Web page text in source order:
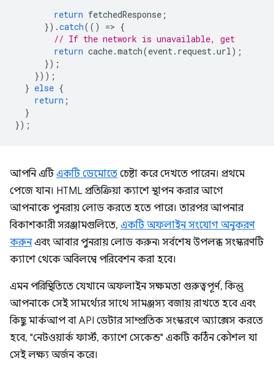
return fetchedResponse ;
}).catch(() => {
// If the network is unavailable, get
return cache.match(event. request.url);
});
}));
} else {
return ;
}
});
আপনি এটিএকটি ডেমোতে চেষ্টা করে দেখতে পারেন। প্রথমে
পেজে যান। HTML প্রতিক্রিয়া ক্যাশে স্থাপন করার আগে
আপনাকে পুনরায় লোড করতে হতে পারে। তারপর আপনার
বিকাশকারী সরঞ্জামগুলিতে, একটি অফলাইন সংযোগ অনুকরণ
করুনএবং আবার পুনরায় লোড করুন৷ সর্বশেষ উপলব্ধ সংস্করণটি
ক্যাশে থেকে অবিলম্বে পরিবেশন করা হবে।
এমন পরিস্থিতিতে যেখানে অফলাইন সক্ষমতা গুরুত্বপূর্ণ, কিন্তু
আপনাকে সেই সামর্থ্যের সাথে সামঞ্জস্য বজায় রাখতে হবে এবং
কিছু মার্কআপ বা API ডেটার সাম্প্রতিক সংস্করণে অ্যাক্সেস করতে
হবে, "নেটওয়ার্ক ফার্স্ট, ক্যাশে সেকেন্ড" একটি কঠিন কৌশল যা
সেই লক্ষ্য অর্জন করে।